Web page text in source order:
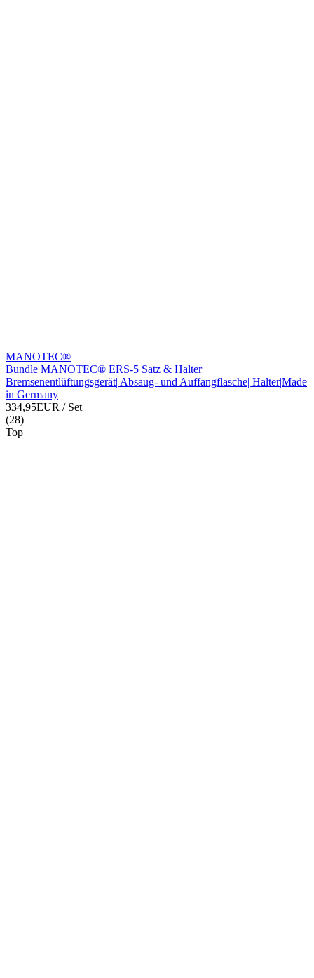
MANOTEC®
Bundle MANOTEC® ERS-5 Satz & Halter|
Bremsenentlüftungsgerät| Absaug- und Auffangflasche| Halter|Made
in Germany
334,95EUR / Set
(28)
Top